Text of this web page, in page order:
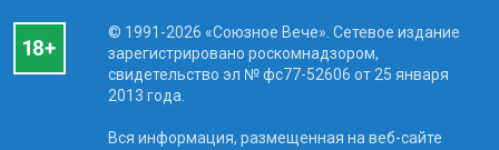
© 1991-2026 «Союзное Вече». Сетевое издание
зарегистрировано роскомнадзором,
свидетельство эл № фc77-52606 от 25 января
2013 года.
Вся информация, размещенная на веб-сайте